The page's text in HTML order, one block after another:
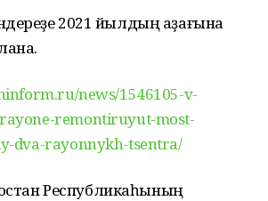
2021 йылдың аҙағына
news/1546105-v-
remontiruyut-most-
dva-rayonnykh-tsentra/
Республикаһының